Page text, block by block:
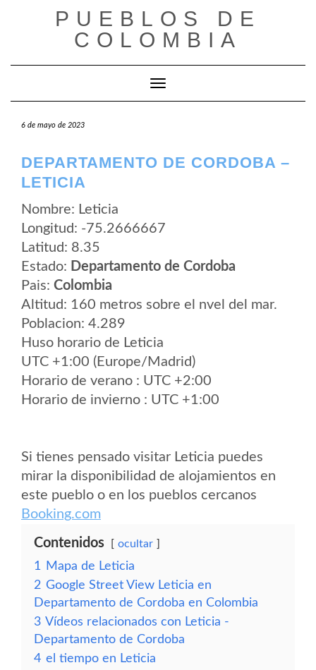
PUEBLOS DE
COLOMBIA
Cambiar modo de navegación
6 de mayo de 2023
DEPARTAMENTO DE CORDOBA –
LETICIA
Nombre: Leticia
Longitud: -75.2666667
Latitud: 8.35
Estado: Departamento de Cordoba
Pais: Colombia
Altitud: 160 metros sobre el nvel del mar.
Poblacion: 4.289
Huso horario de Leticia
UTC +1:00 (Europe/Madrid)
Horario de verano : UTC +2:00
Horario de invierno : UTC +1:00
Si tienes pensado visitar Leticia puedes
mirar la disponibilidad de alojamientos en
este pueblo o en los pueblos cercanos
Booking.com
Contenidos ocultar
1
Mapa de Leticia
2 Google Street View Leticia en
Departamento de Cordoba en Colombia
3 Vídeos relacionados con Leticia -
Departamento de Cordoba
4 el tiempo en Leticia